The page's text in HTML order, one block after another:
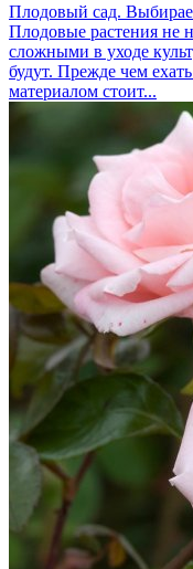
Плодовый сад.
Плодовые растения не
сложными в уходе
будут. Прежде чем
материалом стоит...